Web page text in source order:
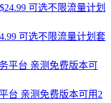
可选不限流量计划套
台 亲测免费版本可用2